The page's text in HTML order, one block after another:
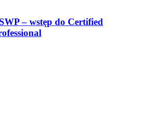
– wstęp do Certified